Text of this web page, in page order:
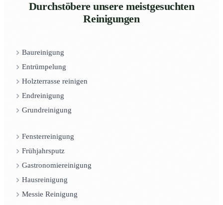
Durchstöbere unsere meistgesuchten
Reinigungen
Baureinigung
Entrümpelung
Holzterrasse reinigen
Endreinigung
Grundreinigung
Fensterreinigung
Frühjahrsputz
Gastronomiereinigung
Hausreinigung
Messie Reinigung